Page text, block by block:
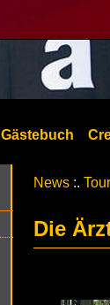
Gästebuch
News :.
Die